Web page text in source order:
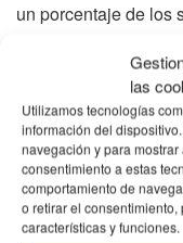
las
Utilizamos tecnologías
información del
navegación y para
consentimiento a estas
comportamiento de
o retirar el
características y funciones.
un porcentaje de los
De acuerdo con el
es queel 40% de
especialmente
condiciones de
Esto responde al
también una